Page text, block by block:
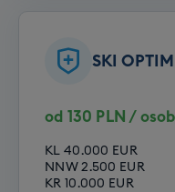
SKI
od 130 PLN /
KL 40.000 EUR
NNW 2.500 EUR
KR 10.000 EUR